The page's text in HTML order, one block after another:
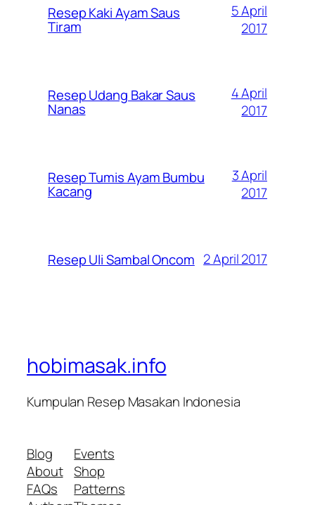
Resep Kaki Ayam Saus
Tiram
5 April
2017
Resep Udang Bakar Saus
Nanas
4 April
2017
Resep Tumis Ayam Bumbu
Kacang
3 April
2017
Resep Uli Sambal Oncom 2 April 2017
hobimasak.info
Kumpulan Resep Masakan Indonesia
Blog
About
FAQs
Events
Shop
Patterns